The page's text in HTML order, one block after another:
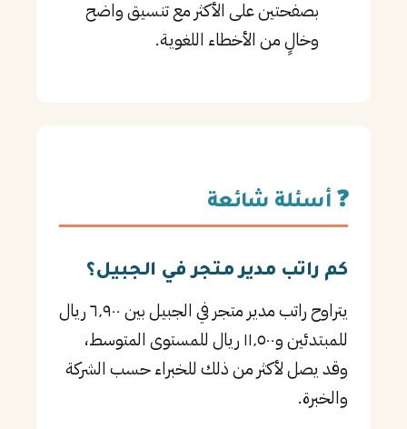
بصفحتين على الأكثر مع تنسيق واضح
وخالٍ من الأخطاء اللغوية.
❓ أسئلة شائعة
كم راتب مدير متجر في الجبيل؟
يتراوح راتب مدير متجر في الجبيل بين ٦٬٩٠٠ ريال
للمبتدئين و١١٬٥٠٠ ريال للمستوى المتوسط،
وقد يصل لأكثر من ذلك للخبراء حسب الشركة
والخبرة.